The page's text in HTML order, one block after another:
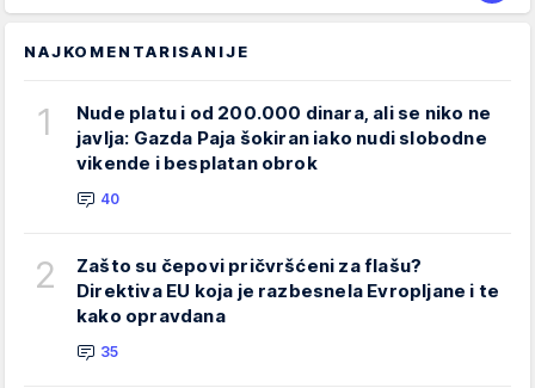
NAJKOMENTARISANIJE
1
Nude platu i od 200.000 dinara, ali se niko ne
javlja: Gazda Paja šokiran iako nudi slobodne
vikende i besplatan obrok
40
2
Zašto su čepovi pričvršćeni za flašu?
Direktiva EU koja je razbesnela Evropljane i te
kako opravdana
35